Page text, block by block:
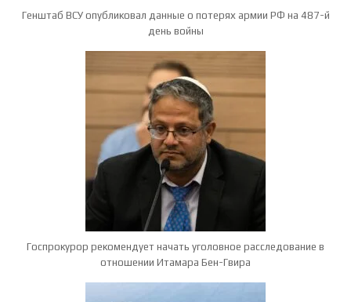
Генштаб ВСУ опубликовал данные о потерях армии РФ на 487-й
день войны
Госпрокурор рекомендует начать уголовное расследование в
отношении Итамара Бен-Гвира